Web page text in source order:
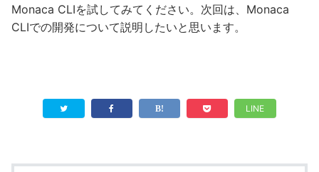
Monaca CLIを試してみてください。次回は、Monaca
CLIでの開発について説明したいと思います。
LINE